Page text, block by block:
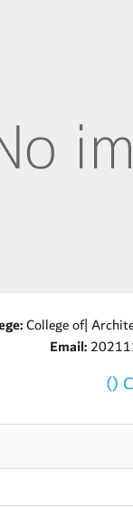
College of|
Email: